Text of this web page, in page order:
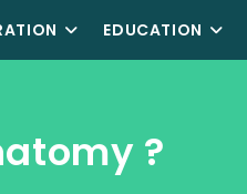
EDUCATION
?